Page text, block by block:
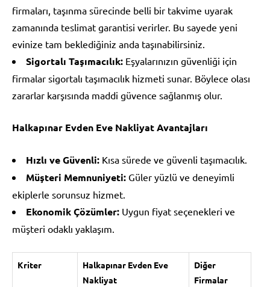
firmaları, taşınma sürecinde belli bir takvime uyarak
zamanında teslimat garantisi verirler. Bu sayede yeni
evinize tam beklediğiniz anda taşınabilirsiniz.
Sigortalı Taşımacılık: Eşyalarınızın güvenliği için
firmalar sigortalı taşımacılık hizmeti sunar. Böylece olası
zararlar karşısında maddi güvence sağlanmış olur.
Halkapınar Evden Eve Nakliyat Avantajları
Hızlı ve Güvenli: Kısa sürede ve güvenli taşımacılık.
Müşteri Memnuniyeti: Güler yüzlü ve deneyimli
ekiplerle sorunsuz hizmet.
Ekonomik Çözümler: Uygun fiyat seçenekleri ve
müşteri odaklı yaklaşım.
Kriter
Halkapınar Evden Eve
Nakliyat
Diğer
Firmalar